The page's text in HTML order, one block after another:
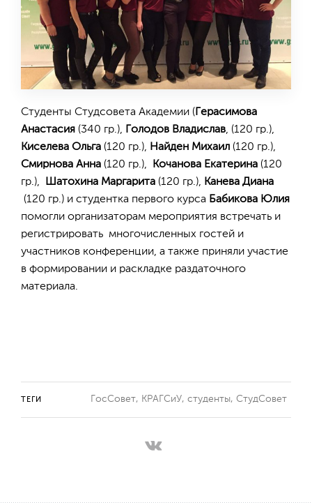
Студенты Студсовета Академии (Герасимова
Анастасия (340 гр.), Голодов Владислав, (120 гр.),
Киселева Ольга (120 гр.), Найден Михаил (120 гр.),
Смирнова Анна (120 гр.), Кочанова Екатерина (120
гр.),
Шатохина Маргарита (120 гр.), Канева Диана
(120 гр.) и студентка первого курса Бабикова Юлия
помогли организаторам мероприятия встречать и
регистрировать многочисленных гостей и
участников конференции, а также приняли участие
в формировании и раскладке раздаточного
материала.
ТЕГИ ГосСовет, КРАГСиУ, студенты, СтудСовет